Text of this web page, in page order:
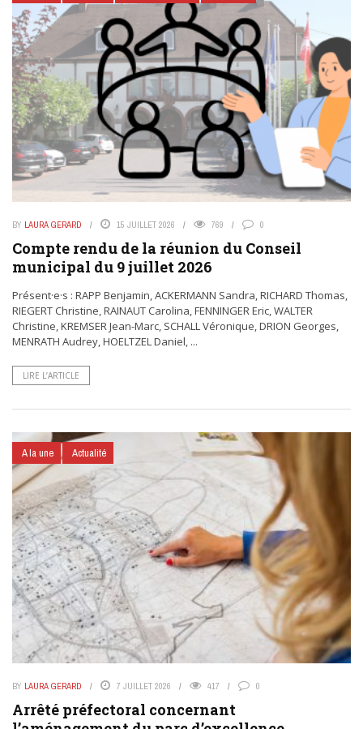
BY LAURA GERARD 15 JUILLET 2026 769 0
Compte rendu de la réunion du Conseil
municipal du 9 juillet 2026
Présent·e·s : RAPP Benjamin, ACKERMANN Sandra, RICHARD Thomas,
RIEGERT Christine, RAINAUT Carolina, FENNINGER Eric, WALTER
Christine, KREMSER Jean-Marc, SCHALL Véronique, DRION Georges,
MENRATH Audrey, HOELTZEL Daniel, ...
LIRE L’ARTICLE
A la une Actualité
BY LAURA GERARD 7 JUILLET 2026 417 0
Arrêté préfectoral concernant